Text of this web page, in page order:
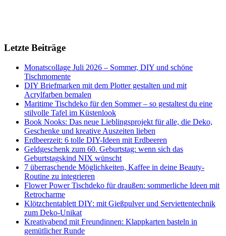
Letzte Beiträge
Monatscollage Juli 2026 – Sommer, DIY und schöne
Tischmomente
DIY Briefmarken mit dem Plotter gestalten und mit
Acrylfarben bemalen
Maritime Tischdeko für den Sommer – so gestaltest du eine
stilvolle Tafel im Küstenlook
Book Nooks: Das neue Lieblingsprojekt für alle, die Deko,
Geschenke und kreative Auszeiten lieben
Erdbeerzeit: 6 tolle DIY-Ideen mit Erdbeeren
Geldgeschenk zum 60. Geburtstag: wenn sich das
Geburtstagskind NIX wünscht
7 überraschende Möglichkeiten, Kaffee in deine Beauty-
Routine zu integrieren
Flower Power Tischdeko für draußen: sommerliche Ideen mit
Retrocharme
Klötzchentablett DIY: mit Gießpulver und Serviettentechnik
zum Deko-Unikat
Kreativabend mit Freundinnen: Klappkarten basteln in
gemütlicher Runde